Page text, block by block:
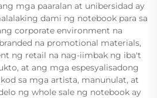
mga paaralan at unibersidad ay
dami ng notebook para sa
corporate environment na
na promotional materials,
ng retail na nag-iimbak ng iba't
at ang mga espesyalisadong
sa mga artista, manunulat, at
ng whole sale ng notebook ay